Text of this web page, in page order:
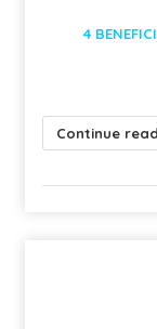
4
Continue